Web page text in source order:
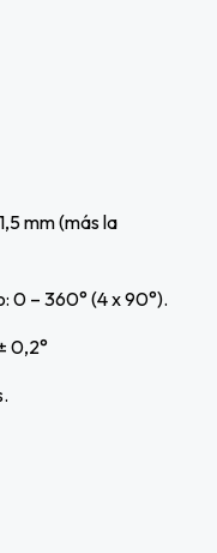
mm (más la
0 – 360° (4 x 90°).
0,2°